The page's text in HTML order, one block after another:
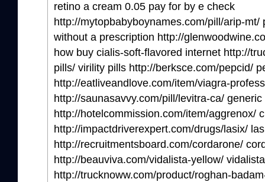
retino a cream 0.05 pay for by e check
http://mytopbabyboynames.com/pill/arip-
without a prescription http://
how buy cialis-soft-flavored internet http://
pills/ virility pills http://berksce.com/pepcid/
http://eatliveandlove.com/item/viagra-
http://saunasavvy.com/pill/levitra-ca/
http://hotelcommission.com/item/aggrenox/
http://impactdriverexpert.com/drugs/lasix/
http://recruitmentsboard.com/cordarone/
http://beauviva.com/vidalista-yellow/
http://trucknoww.com/product/roghan-